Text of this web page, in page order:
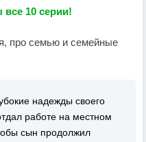
10 серии!
про семью и семейные
надежды своего
работе на местном
сын продолжил